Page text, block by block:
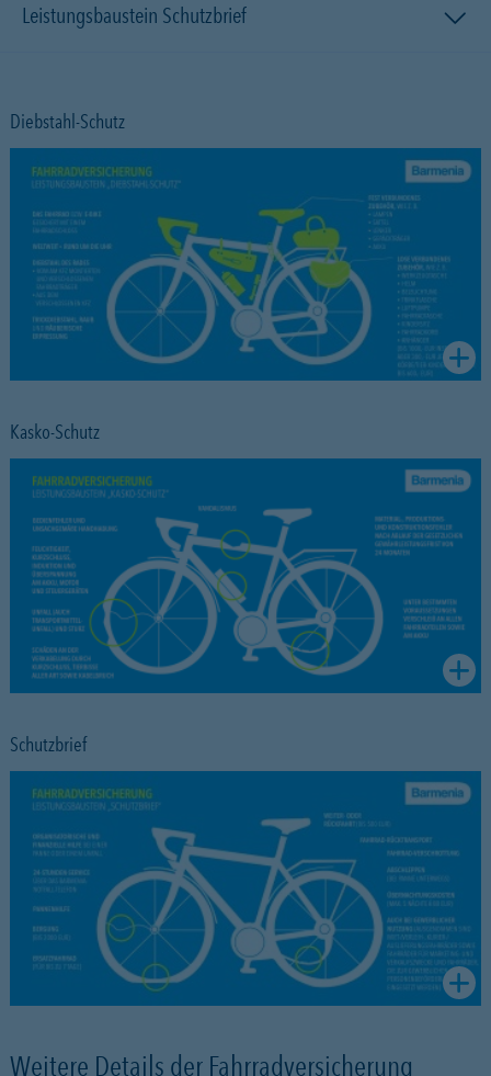
Leistungsbaustein Schutzbrief
Diebstahl-Schutz
Kasko-Schutz
Schutzbrief
Weitere Details der Fahrradversicherung